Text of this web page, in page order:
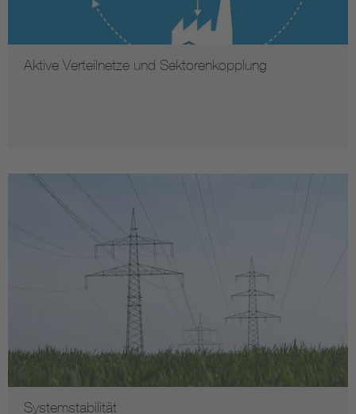
Aktive Verteilnetze und Sektorenkopplung
Systemstabilität